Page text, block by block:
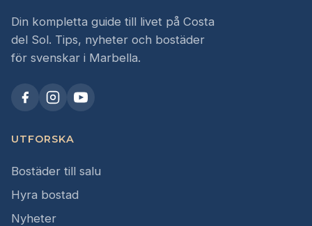
Din kompletta guide till livet på Costa
del Sol. Tips, nyheter och bostäder
för svenskar i Marbella.
UTFORSKA
Bostäder till salu
Hyra bostad
Nyheter